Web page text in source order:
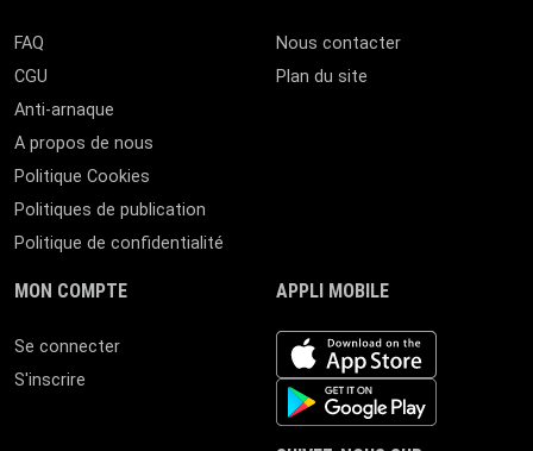
FAQ
CGU
Anti-arnaque
A propos de nous
Politique Cookies
Politiques de publication
Politique de confidentialité
Nous contacter
Plan du site
MON COMPTE
Se connecter
S'inscrire
APPLI MOBILE
iOS app
Android App